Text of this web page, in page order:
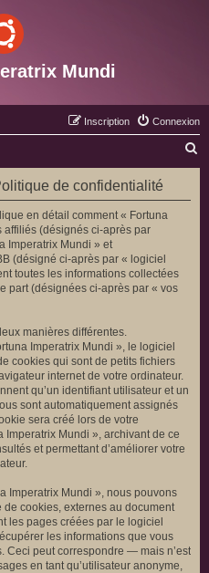
Mundi
Connexion
Inscription
e
de confidentialité
en détail comment « Fortuna
affiliés (désignés ci-après par
Imperatrix Mundi » et
(désigné ci-après par « logiciel
toutes les informations collectées
part (désignées ci-après par « vos
manières différentes.
Imperatrix Mundi », le logiciel
cookies qui sont de petits fichiers
internet de votre ordinateur.
qu’un identifiant utilisateur et un
sont automatiquement assignés
sera créé lors de votre
Mundi », archivant de ce
et permettant d’améliorer votre
Imperatrix Mundi », nous pouvons
cookies, externes au document
les pages créées par le logiciel
les informations que vous
Ceci peut correspondre — mais n’est
en tant qu’utilisateur anonyme,